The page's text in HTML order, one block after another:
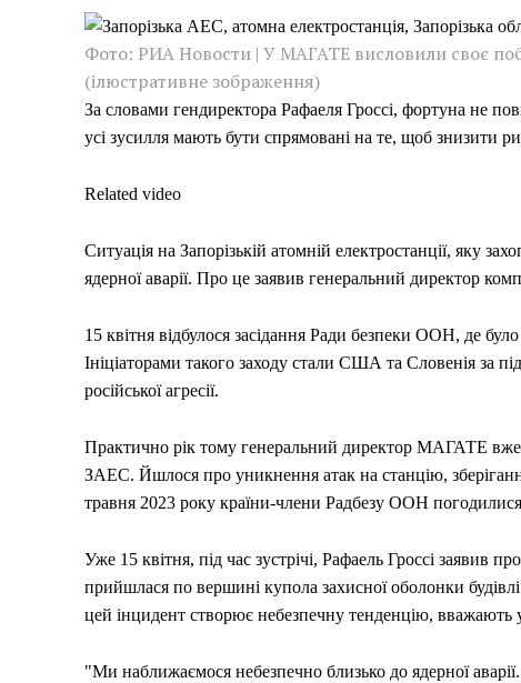
Фото: РИА Новости | У МАГАТЕ висловили своє
(ілюстративне зображення)
За словами гендиректора Рафаеля Гроссі, фортуна не
усі зусилля мають бути спрямовані на те, щоб знизити
Related video
Ситуація на Запорізькій атомній електростанції, яку
ядерної аварії. Про це заявив генеральний директор
15 квітня відбулося засідання Ради безпеки ООН, де
Ініціаторами такого заходу стали США та Словенія за
російської агресії.
Практично рік тому генеральний директор МАГАТЕ вже
ЗАЕС. Йшлося про уникнення атак на станцію,
травня 2023 року країни-члени Радбезу ООН
Уже 15 квітня, під час зустрічі, Рафаель Гроссі заявив
прийшлася по вершині купола захисної оболонки
цей інцидент створює небезпечну тенденцію,
"Ми наближаємося небезпечно близько до ядерної